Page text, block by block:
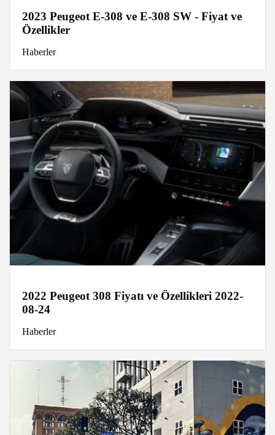
2023 Peugeot E-308 ve E-308 SW - Fiyat ve
Özellikler
Haberler
2022 Peugeot 308 Fiyatı ve Özellikleri 2022-
08-24
Haberler